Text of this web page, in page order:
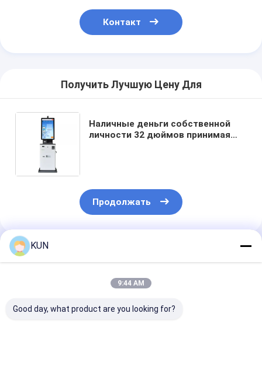
Контакт
Получить Лучшую Цену Для
Наличные деньги собственной
личности 32 дюймов принимая
Продолжать
Порекомендованные Продукты
KUN
9:44 AM
Good day, what product are you looking for?